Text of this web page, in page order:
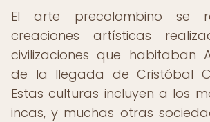
El arte precolombino se
creaciones artísticas
civilizaciones que habitaban
de la llegada de Cristóbal
Estas culturas incluyen a los
incas, y muchas otras